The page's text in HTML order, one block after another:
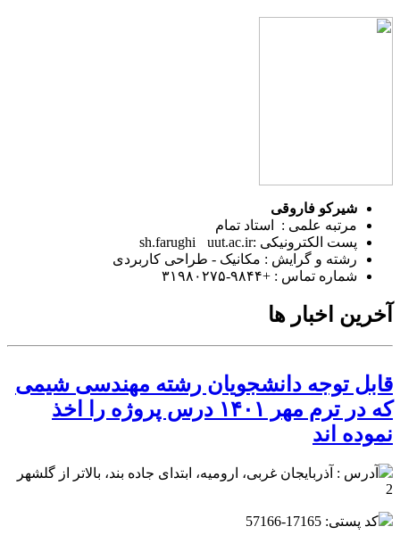
شیرکو فاروقی
مرتبه علمی : استاد تمام
پست الکترونیکی :sh.farughiuut.ac.ir
رشته و گرایش : مکانیک - طراحی کاربردی
شماره تماس : +۹۸۴۴-۳۱۹۸۰۲۷۵
آخرین اخبار ها
قابل توجه دانشجویان رشته مهندسی شیمی
که در ترم مهر ۱۴۰۱ درس پروژه را اخذ
نموده اند
آدرس : آذربایجان غربی، ارومیه، ابتدای جاده بند، بالاتر از گلشهر
2
کد پستی: 17165-57166